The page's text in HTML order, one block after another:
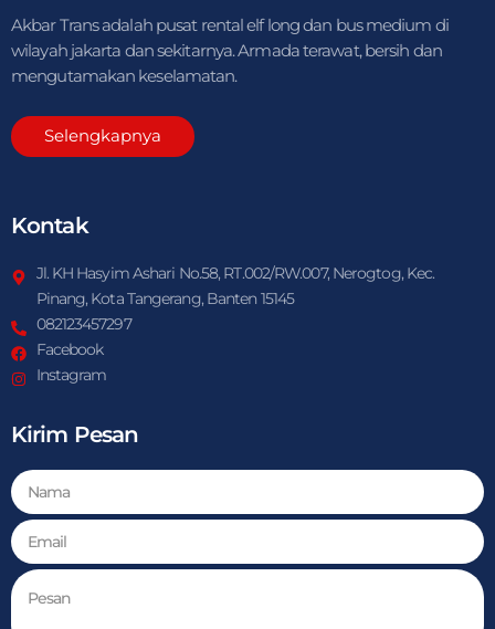
Akbar Trans adalah pusat rental elf long dan bus medium di
wilayah jakarta dan sekitarnya. Armada terawat, bersih dan
mengutamakan keselamatan.
Selengkapnya
Kontak
Jl. KH Hasyim Ashari No.58, RT.002/RW.007, Nerogtog, Kec.
Pinang, Kota Tangerang, Banten 15145
082123457297
Facebook
Instagram
Kirim Pesan